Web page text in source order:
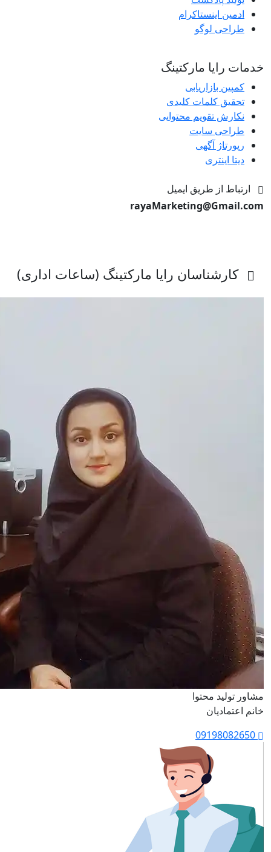
ادمین اینستاکرام
طراحی لوگو
خدمات رایا مارکتینگ
کمپین بازاریابی
تحقیق کلمات کلیدی
نکارش تقویم محتوایی
طراحی سایت
رپورتاژ آگهی
دیتا اینتری
ارتباط از طریق ایمیل
rayaMarketing@Gmail.com
کارشناسان رایا مارکتینگ (ساعات اداری)
مشاور تولید محتوا
خانم اعتمادیان